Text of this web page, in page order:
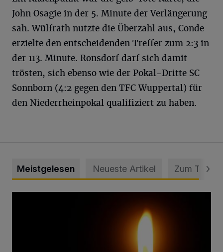
John Osagie in der 5. Minute der Verlängerung
sah. Wülfrath nutzte die Überzahl aus, Conde
erzielte den entscheidenden Treffer zum 2:3 in
der 113. Minute. Ronsdorf darf sich damit
trösten, sich ebenso wie der Pokal-Dritte SC
Sonnborn (4:2 gegen den TFC Wuppertal) für
den Niederrheinpokal qualifiziert zu haben.
Meistgelesen Neueste Artikel Zum Thema